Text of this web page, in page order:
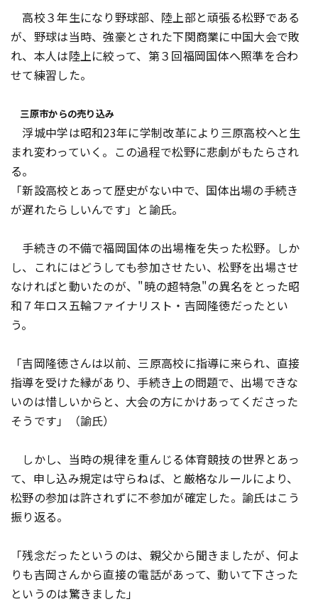
高校３年生になり野球部、陸上部と頑張る松野である
が、野球は当時、強豪とされた下関商業に中国大会で敗
れ、本人は陸上に絞って、第３回福岡国体へ照準を合わ
せて練習した。
三原市からの売り込み
浮城中学は昭和23年に学制改革により三原高校へと生
まれ変わっていく。この過程で松野に悲劇がもたらされ
る。
「新設高校とあって歴史がない中で、国体出場の手続き
が遅れたらしいんです」と諭氏。
手続きの不備で福岡国体の出場権を失った松野。しか
し、これにはどうしても参加させたい、松野を出場させ
なければと動いたのが、"暁の超特急"の異名をとった昭
和７年ロス五輪ファイナリスト・吉岡隆徳だったとい
う。
「吉岡隆徳さんは以前、三原高校に指導に来られ、直接
指導を受けた縁があり、手続き上の問題で、出場できな
いのは惜しいからと、大会の方にかけあってくださった
そうです」（諭氏）
しかし、当時の規律を重んじる体育競技の世界とあっ
て、申し込み規定は守らねば、と厳格なルールにより、
松野の参加は許されずに不参加が確定した。諭氏はこう
振り返る。
「残念だったというのは、親父から聞きましたが、何よ
りも吉岡さんから直接の電話があって、動いて下さった
というのは驚きました」